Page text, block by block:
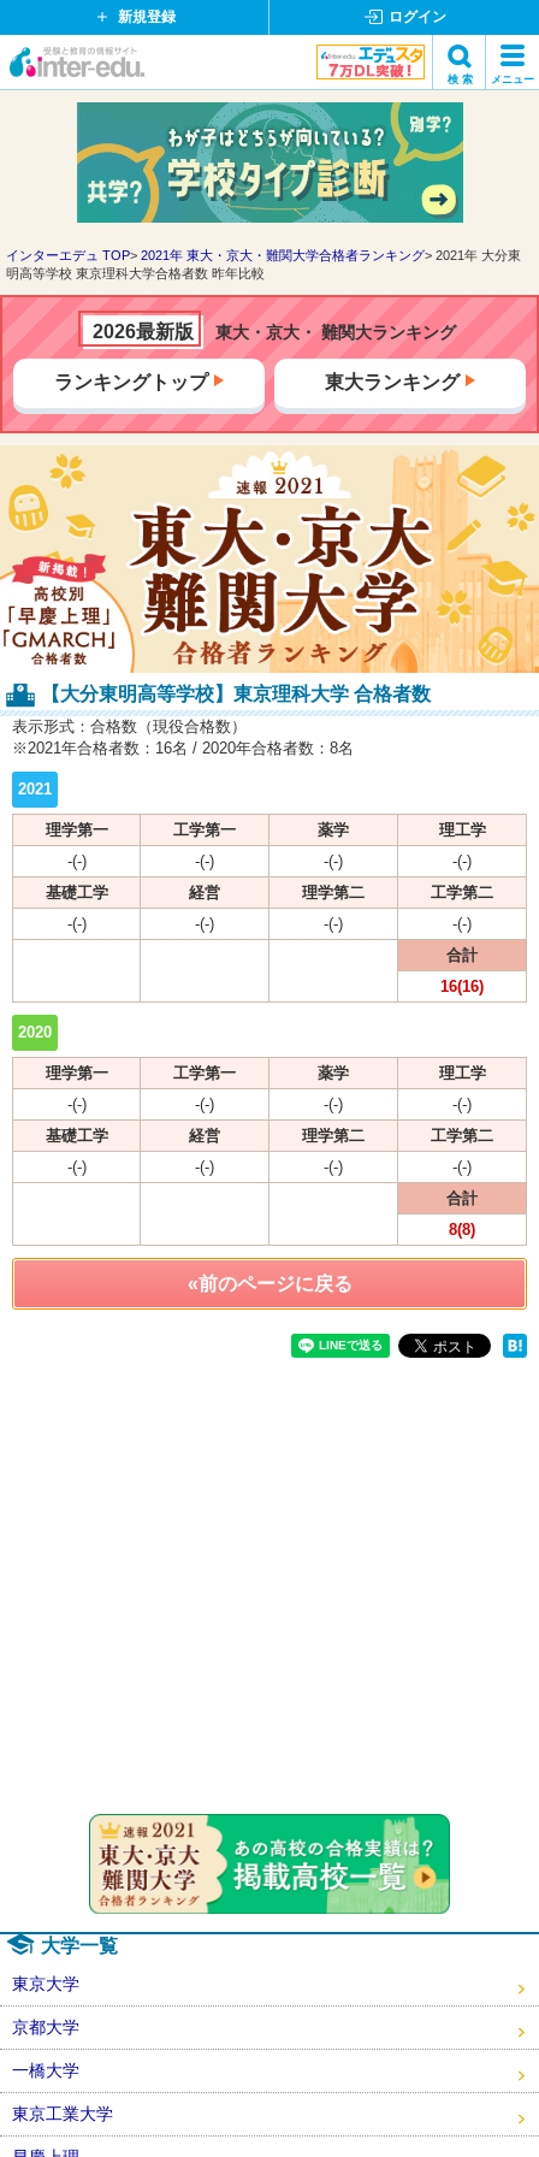
新規登録 ログイン
イ
ド
ッ
ト
検 索 メニュー
検索
インターエデュ TOP 2021年 東大・京大・難関大学合格者ランキング
2021年 大分東
明高等学校 東京理科大学合格者数 昨年比較
2026最新版 東大・京大・ 難関大ランキング
ランキングトップ 東大ランキング
【大分東明高等学校】東京理科大学 合格者数
表示形式：合格数（現役合格数）
※2021年合格者数：16名 / 2020年合格者数：8名
2021
理学第一 工学第一 薬学
理工学
-(-)
-(-) -(-)
-(-)
基礎工学
経営 理学第二
工学第二
-(-)
-(-) -(-)
-(-)
合計
16(16)
2020
理学第一 工学第一 薬学
理工学
-(-)
-(-) -(-)
-(-)
基礎工学
経営 理学第二
工学第二
-(-)
-(-) -(-)
-(-)
合計
8(8)
«前のページに戻る
大学一覧
東京大学
京都大学
一橋大学
東京工業大学